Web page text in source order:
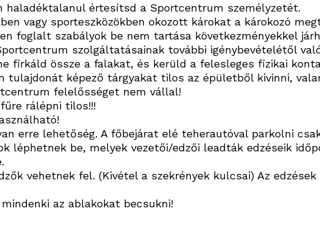
haladéktalanul értesítsd a Sportcentrum személyzetét.
vagy sporteszközökben okozott károkat a károkozó
foglalt szabályok be nem tartása következményekkel
szolgáltatásainak további igénybevételétől
firkáld össze a falakat, és kerüld a felesleges fizikai
tulajdonát képező tárgyakat tilos az épületből kivinni,
felelősséget nem vállal!
rálépni tilos!!!
erre lehetőség. A főbejárat elé teherautóval parkolni
léphetnek be, melyek vezetői/edzői leadták edzéseik
vehetnek fel. (Kivétel a szekrények kulcsai) Az
az ablakokat becsukni!